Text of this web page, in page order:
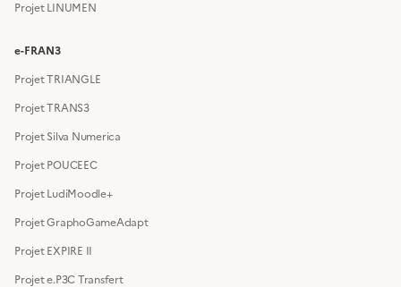
Projet LINUMEN
e-FRAN3
Projet TRIANGLE
Projet TRANS3
Projet Silva Numerica
Projet POUCEEC
Projet LudiMoodle+
Projet GraphoGameAdapt
Projet EXPIRE II
Projet e.P3C Transfert